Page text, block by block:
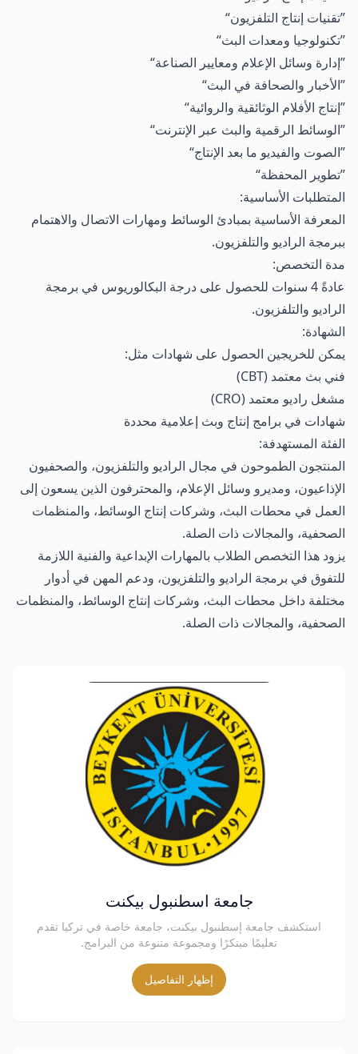
تقنيات إنتاج التلفزيون
تكنولوجيا ومعدات البث
إدارة وسائل الإعلام ومعايير الصناعة
الأخبار والصحافة في البث
إنتاج الأفلام الوثائقية والروائية
الوسائط الرقمية والبث عبر الإنترنت
الصوت والفيديو ما بعد الإنتاج
تطوير المحفظة
المتطلبات الأساسية:
المعرفة الأساسية بمبادئ الوسائط ومهارات الاتصال والاهتمام
ببرمجة الراديو والتلفزيون.
مدة التخصص:
عادةً 4 سنوات للحصول على درجة البكالوريوس في برمجة
الراديو والتلفزيون.
الشهادة:
يمكن للخريجين الحصول على شهادات مثل:
فني بث معتمد (CBT)
مشغل راديو معتمد (CRO)
شهادات في برامج إنتاج وبث إعلامية محددة
الفئة المستهدفة:
المنتجون الطموحون في مجال الراديو والتلفزيون، والصحفيون
الإذاعيون، ومديرو وسائل الإعلام، والمحترفون الذين يسعون إلى
العمل في محطات البث، وشركات إنتاج الوسائط، والمنظمات
الصحفية، والمجالات ذات الصلة.
يزود هذا التخصص الطلاب بالمهارات الإبداعية والفنية اللازمة
للتفوق في برمجة الراديو والتلفزيون، ودعم المهن في أدوار
مختلفة داخل محطات البث، وشركات إنتاج الوسائط، والمنظمات
الصحفية، والمجالات ذات الصلة.
جامعة اسطنبول بيكنت
استكشف جامعة إسطنبول بيكنت، جامعة خاصة في تركيا تقدم
تعليمًا مبتكرًا ومجموعة متنوعة من البرامج.
إظهار التفاصيل